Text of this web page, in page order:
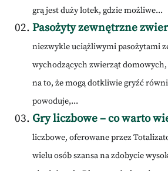
grą jest duży lotek, gdzie możliwe...
Pasożyty zewnętrzne
niezwykle uciążliwymi pasożytami
wychodzących zwierząt domowych,
na to, że mogą dotkliwie gryźć
powoduje,...
Gry liczbowe – co warto
liczbowe, oferowane przez
wielu osób szansa na zdobycie